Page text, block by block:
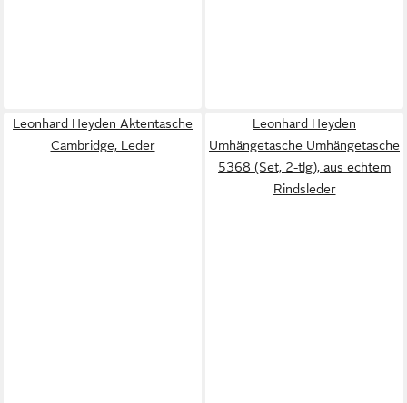
Leonhard Heyden Aktentasche
Cambridge, Leder
Leonhard Heyden
Umhängetasche Umhängetasche
5368 (Set, 2-tlg), aus echtem
Rindsleder